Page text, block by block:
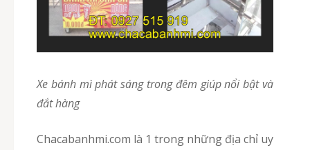
Xe bánh mì phát sáng trong đêm giúp nổi bật và
đắt hàng
chacabanhmi.com là 1 trong những địa chỉ uy